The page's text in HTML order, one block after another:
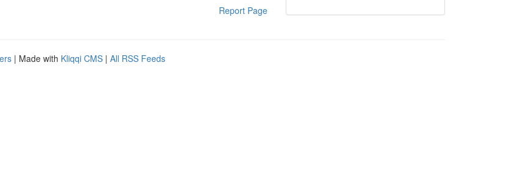
Report Page
| Made with Kliqqi CMS | All RSS Feeds